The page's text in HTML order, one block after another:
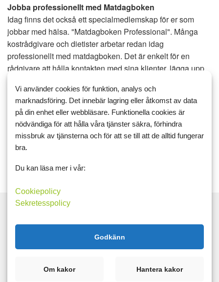
Jobba professionellt med Matdagboken
Idag finns det också ett specialmedlemskap för er som
jobbar med hälsa. "Matdagboken Professional". Många
kostrådgivare och dietister arbetar redan idag
professionellt med matdagboken. Det är enkelt för en
rådgivare att hålla kontakten med sina klienter, lägga upp
matdagböcker. Det är enkelt att starta privata grupper på
sidan där dessa exempelvis kan fungera som privata
viktminskningsgrupper.
Jobbar du professionellt med rådgivning inom kost och
hälsa kontakta gärna Matdagboken för samarbete.
Tillsammans är vi starka!
Matdagboken
Matdagboken Mentor
Vi använder cookies för funktion, analys och
marknadsföring. Det innebär lagring eller åtkomst av data
på din enhet eller webbläsare. Funktionella cookies är
nödvändiga för att hålla våra tjänster säkra, förhindra
missbruk av tjänsterna och för att se till att de alltid fungerar
bra.
Du kan läsa mer i vår:
Cookiepolicy
Sekretesspolicy
Godkänn
Om kakor Hantera kakor